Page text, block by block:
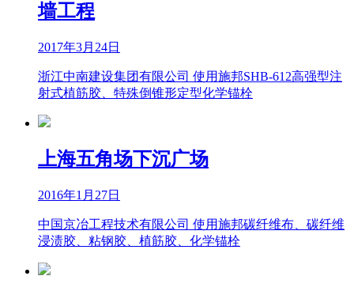
墙工程
2017年3月24日
浙江中南建设集团有限公司 使用施邦SHB-612高强型注
射式植筋胶、特殊倒锥形定型化学锚栓
上海五角场下沉广场
2016年1月27日
中国京冶工程技术有限公司 使用施邦碳纤维布、碳纤维
浸渍胶、粘钢胶、植筋胶、化学锚栓